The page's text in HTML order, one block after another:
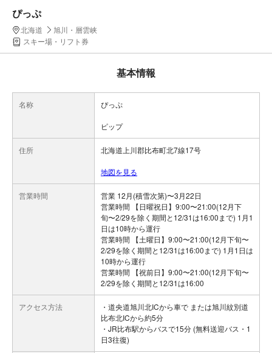
ぴっぷ
北海道
旭川・層雲峡
スキー場・リフト券
基本情報
名称 ぴっぷ
ピップ
住所 北海道上川郡比布町北7線17号
地図を見る
営業時間
営業 12月(積雪次第)〜3月22日
営業時間 【日曜祝日】9:00〜21:00(12月下
旬〜2/29を除く期間と12/31は16:00まで) 1月1
日は10時から運行
営業時間 【土曜日】9:00〜21:00(12月下旬〜
2/29を除く期間と12/31は16:00まで) 1月1日は
10時から運行
営業時間 【祝前日】9:00〜21:00(12月下旬〜
2/29を除く期間と12/31は16:00
アクセス方法
・道央道旭川北ICから車で または旭川紋別道
比布北ICから約5分
・JR比布駅からバスで15分 (無料送迎バス・1
日3往復)